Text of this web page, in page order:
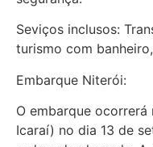
Seviços inclusos:
turismo com
Embarque Niterói:
O embarque
Icaraí) no dia 13 de